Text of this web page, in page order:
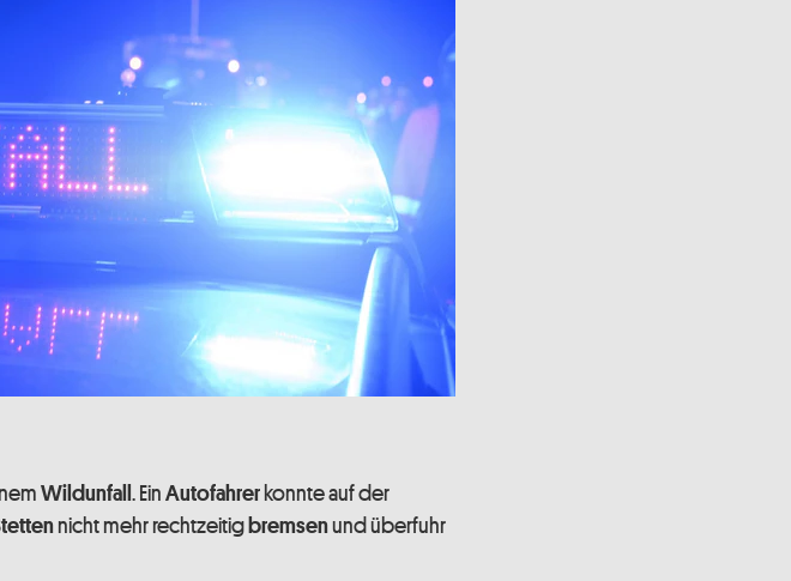
Wildunfall . Ein Autofahrer konnte auf der
nicht mehr rechtzeitig bremsenund überfuhr